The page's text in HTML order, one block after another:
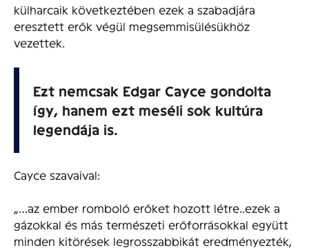
külharcaik következtében ezek a szabadjára
eresztett erők végül megsemmisülésükhöz
vezettek.
Ezt nemcsak Edgar Cayce gondolta
így, hanem ezt meséli sok kultúra
legendája is.
Cayce szavaival:
„…az ember romboló erőket hozott létre..ezek a
gázokkal és más természeti erőforrásokkal együtt
minden kitörések legrosszabbikát eredményezték,